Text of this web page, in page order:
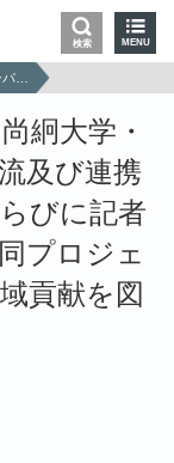
検索 MENU
絅大学・
及び連携
びに記者
プロジェ
貢献を図